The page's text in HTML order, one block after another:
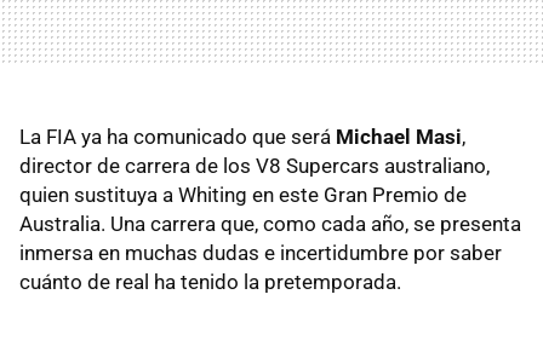
La FIA ya ha comunicado que será Michael Masi,
director de carrera de los V8 Supercars australiano,
quien sustituya a Whiting en este Gran Premio de
Australia. Una carrera que, como cada año, se presenta
inmersa en muchas dudas e incertidumbre por saber
cuánto de real ha tenido la pretemporada.